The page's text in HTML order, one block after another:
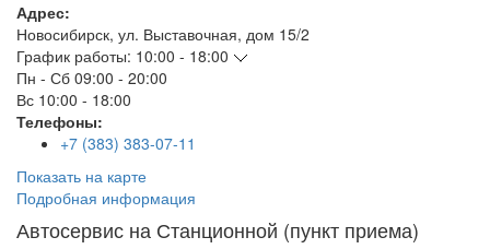
Адрес:
Новосибирск, ул. Выставочная, дом 15/2
График работы: 10:00 - 18:00
Пн - Сб 09:00 - 20:00
Вс 10:00 - 18:00
Телефоны:
+7 (383) 383-07-11
Показать на карте
Подробная информация
Автосервис на Станционной (пункт приема)